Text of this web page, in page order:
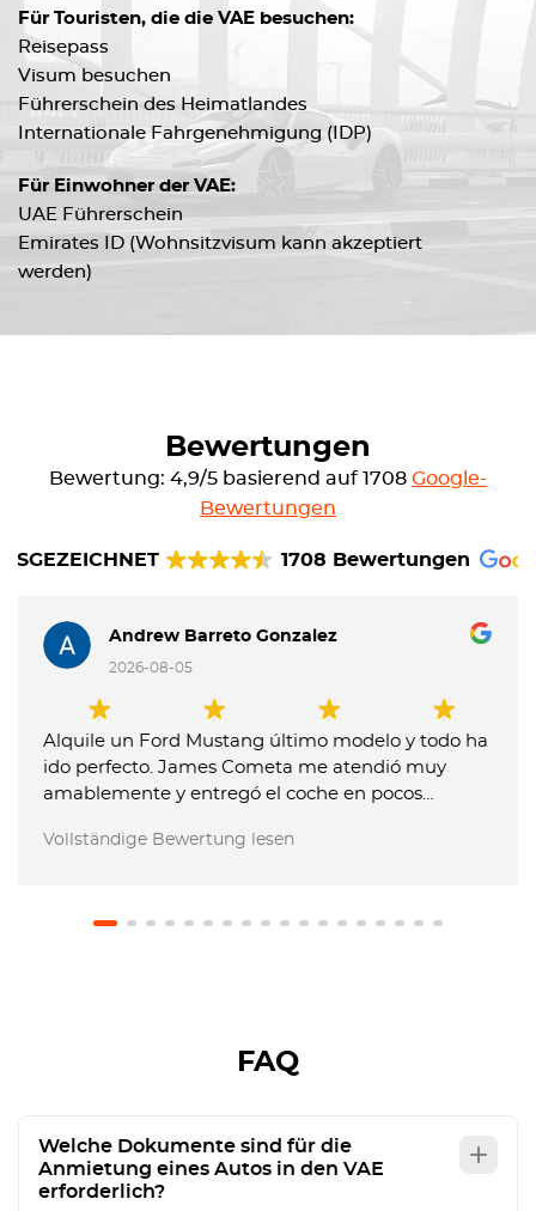
Für Touristen, die die VAE besuchen:
Reisepass
Visum besuchen
Führerschein des Heimatlandes
Internationale Fahrgenehmigung (IDP)
Für Einwohner der VAE:
UAE Führerschein
Emirates ID (Wohnsitzvisum kann akzeptiert
werden)
Bewertungen
Bewertung: 4,9/5 basierend auf 1708 Google-
Bewertungen
1708 Bewertungen
Andrew Barreto Gonzalez
2026-08-05
Alquile un Ford Mustang último modelo y todo ha
ido perfecto. James Cometa me atendió muy
amablemente y entregó el coche en pocos
dijeron que me tenían que cobrar un extra, pero
el cargo. El coche estaba en perfecto estado.
Vollständige Bewertung lesen
FAQ
Welche Dokumente sind für die
Anmietung eines Autos in den VAE
erforderlich?